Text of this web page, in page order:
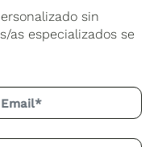
sin
as especializados se